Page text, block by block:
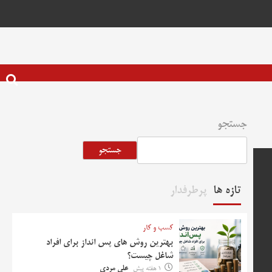
جستجو
جستجو
تازه ها پرطرفدار
کسب و کار
بهترین روش‌ های پس‌ انداز برای افراد
شاغل چیست؟
1 هفته پیش علی مردی